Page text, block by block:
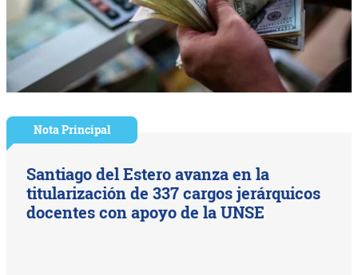
Nota Principal
Santiago del Estero avanza en la
titularización de 337 cargos jerárquicos
docentes con apoyo de la UNSE